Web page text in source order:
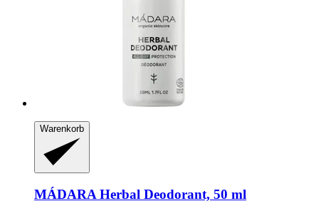
Warenkorb
MÁDARA Herbal Deodorant, 50 ml